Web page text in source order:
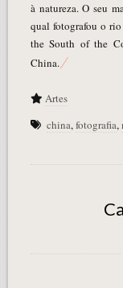
à natureza. O seu
qual fotografou o
the South of the
China.
Artes
china,fotografia,